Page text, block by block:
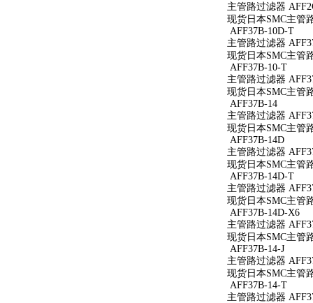
主管路过滤器
现货日本SMC主管
AFF37B-10D-T
主管路过滤器
现货日本SMC主管
AFF37B-10-T
主管路过滤器
现货日本SMC主管
AFF37B-14
主管路过滤器
现货日本SMC主管
AFF37B-14D
主管路过滤器
现货日本SMC主管
AFF37B-14D-T
主管路过滤器
现货日本SMC主管
AFF37B-14D-X6
主管路过滤器
现货日本SMC主管
AFF37B-14-J
主管路过滤器
现货日本SMC主管
AFF37B-14-T
主管路过滤器